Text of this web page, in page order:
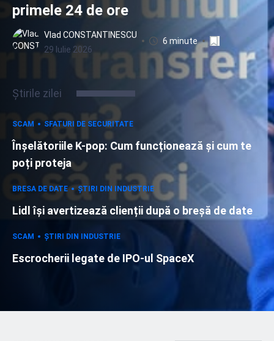
primele 24 de ore
Vlad CONSTANTINESCU
29 Iulie 2026
6 minute
Știrile zilei
SCAM SFATURI DE SECURITATE
Înșelătoriile K-pop: Cum funcționează și cum te
poți proteja
BRESA DE DATE ȘTIRI DIN INDUSTRIE
Lidl își avertizează clienții după o breșă de date
SCAM ȘTIRI DIN INDUSTRIE
Escrocherii legate de IPO-ul SpaceX